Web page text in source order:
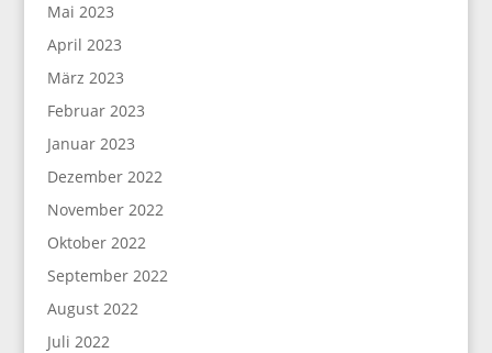
Mai 2023
April 2023
März 2023
Februar 2023
Januar 2023
Dezember 2022
November 2022
Oktober 2022
September 2022
August 2022
Juli 2022